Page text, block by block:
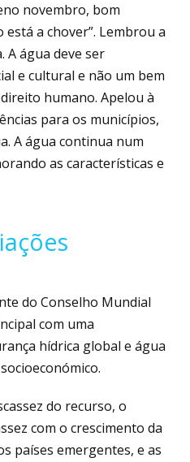
novembro, bom
a chover”. Lembrou a
A água deve ser
e cultural e não um bem
humano. Apelou à
para os municípios,
A água continua num
as características e
do Conselho Mundial
com uma
hídrica global e água
do recurso, o
com o crescimento da
países emergentes, e as